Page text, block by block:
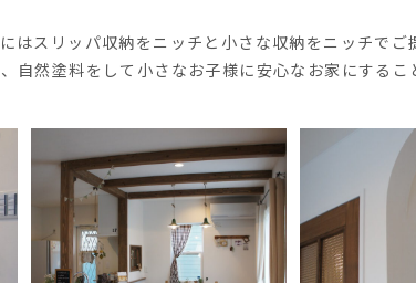
はスリッパ収納をニッチと小さな収納をニッチでご
自然塗料をして小さなお子様に安心なお家にするこ